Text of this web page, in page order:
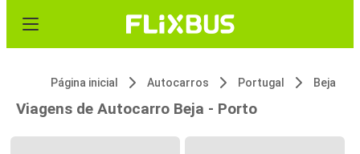
Página inicial Autocarros Portugal Beja
Viagens de Autocarro Beja - Porto